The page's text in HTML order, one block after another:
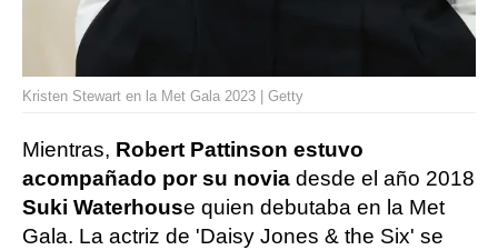
Kristen Stewart en la Met Gala 2023 | Getty
Mientras, Robert Pattinson estuvo
acompañado por su novia desde el año 2018
Suki Waterhouse quien debutaba en la Met
Gala. La actriz de 'Daisy Jones & the Six' se